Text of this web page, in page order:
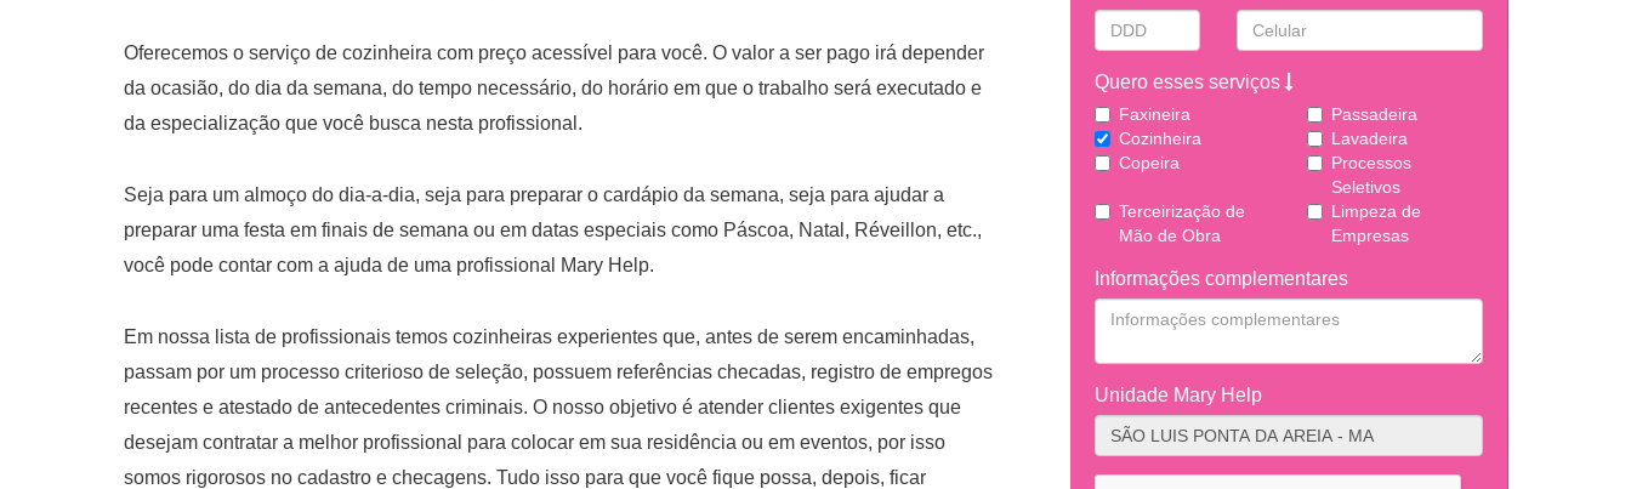
Oferecemos o serviço de cozinheira com preço acessível para você. O valor a ser pago irá depender
da ocasião, do dia da semana, do tempo necessário, do horário em que o trabalho será executado e
da especialização que você busca nesta profissional.
Seja para um almoço do dia-a-dia, seja para preparar o cardápio da semana, seja para ajudar a
preparar uma festa em finais de semana ou em datas especiais como Páscoa, Natal, Réveillon, etc.,
você pode contar com a ajuda de uma profissional Mary Help.
Em nossa lista de profissionais temos cozinheiras experientes que, antes de serem encaminhadas,
passam por um processo criterioso de seleção, possuem referências checadas, registro de empregos
recentes e atestado de antecedentes criminais. O nosso objetivo é atender clientes exigentes que
desejam contratar a melhor profissional para colocar em sua residência ou em eventos, por isso
somos rigorosos no cadastro e checagens. Tudo isso para que você fique possa, depois, ficar
Quero esses serviços
Faxineira
Passadeira
Cozinheira
Lavadeira
Copeira
Processos
Seletivos
Terceirização de
Mão de Obra
Limpeza de
Empresas
Informações complementares
Unidade Mary Help